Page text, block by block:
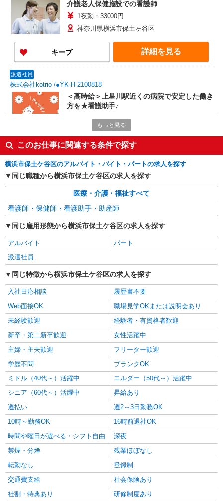
介護老人保健施設での看護師
1夜勤：33000円
神奈川県横浜市保土ヶ谷区
キープ 詳細を見る
派遣社員
株式会社kotrio /●YK-H-2100818
＜高時給＞上星川駅近くの病院で安定した働き
方を★看護助手♪
時給1600円〜2250円 ＜日払い有/週払い有/交
通費全支給(ガソリン代含む)＞
保土ヶ谷区仏向町など
キープ 詳細を見る
株式会社kotrio /●YK-S-2114629
何歳から始めても浮かない職場◎幅広い年齢層
が働く看護助手＊
時給1550円〜2312円 ＜交通費全支給(ガソリ
ン代含む)＞
横浜市保土ヶ谷区内
キープ 詳細を見る
職業紹介
株式会社kotrio /●YK-S-2022512
天王町駅＊未経験スタート7割！病院のパート
看護助手/週3〜OK
時給1550円〜2312円 ＜交通費全支給(ガソリ
横浜市保土ヶ谷区内
キープ 詳細を見る
派遣社員
株式会社トラストグロース 新宿本社 第2営業部
介護老人保健施設での夜専看護師
一夜勤：36000円
神奈川県横浜市保土ヶ谷区
キープ 詳細を見る
職業紹介
もっと見る
このお仕事に関連する条件で探す
横浜市保土ケ谷区のアルバイト・バイト・パートの求人を探す
同じ職種から横浜市保土ケ谷区の求人を探す
医療・介護・福祉すべて
看護師・保健師・看護助手・助産師
同じ雇用形態から横浜市保土ケ谷区の求人を探す
アルバイト
パート
派遣社員
同じ特徴から横浜市保土ケ谷区の求人を探す
入社日応相談
履歴書不要
Web面接OK
職場見学OKまたは説明会あり
未経験歓迎
経験者・有資格者歓迎
新卒・第二新卒歓迎
女性活躍中
主婦・主夫歓迎
フリーター歓迎
学歴不問
ブランクOK
ミドル（40代～）活躍中
エルダー（50代～）活躍中
シニア（60代～）活躍中
昇給あり
週払い
週2～3日勤務OK
10時～勤務OK
16時前退社OK
時間や曜日が選べる・シフト自由
深夜
禁煙・分煙
残業ほぼなし
転勤なし
登録制
交通費支給
社会保険あり
社割・特典あり
研修制度あり